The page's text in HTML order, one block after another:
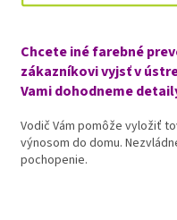
Chcete iné farebné
zákazníkovi vyjsť v
Vami dohodneme
Vodič Vám pomôže vyložiť
výnosom do domu.
pochopenie.